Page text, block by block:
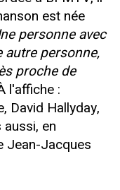
est née
personne avec
personne,
proche de
l'affiche :
David Hallyday,
en
Jean-Jacques